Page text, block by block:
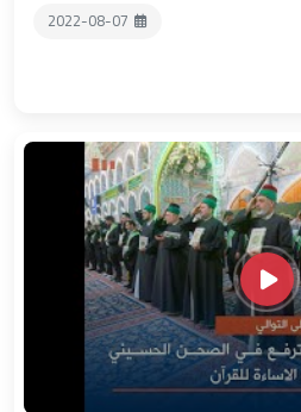
2022-08-07